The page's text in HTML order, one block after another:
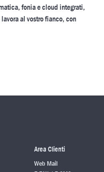
fonia e cloud integrati,
al vostro fianco, con
Area Clienti
Web Mail